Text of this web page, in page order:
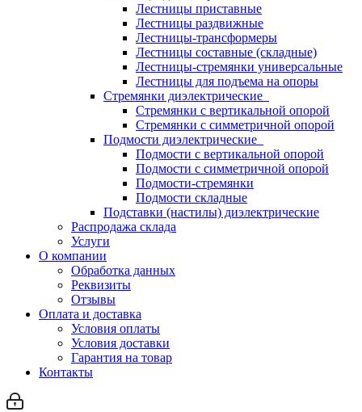
Лестницы приставные
Лестницы раздвижные
Лестницы-трансформеры
Лестницы составные (складные)
Лестницы-стремянки универсальные
Лестницы для подъема на опоры
Стремянки диэлектрические
Стремянки с вертикальной опорой
Стремянки с симметричной опорой
Подмости диэлектрические
Подмости с вертикальной опорой
Подмости с симметричной опорой
Подмости-стремянки
Подмости складные
Подставки (настилы) диэлектрические
Распродажа склада
Услуги
О компании
Обработка данных
Реквизиты
Отзывы
Оплата и доставка
Условия оплаты
Условия доставки
Гарантия на товар
Контакты